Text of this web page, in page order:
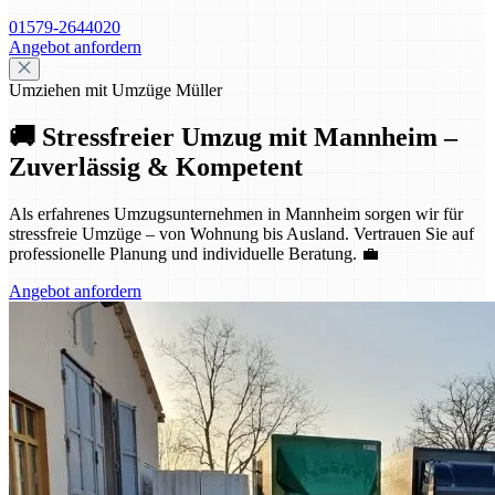
01579-2644020
Angebot anfordern
Umziehen mit Umzüge Müller
🚚 Stressfreier Umzug mit Mannheim –
Zuverlässig & Kompetent
Als erfahrenes Umzugsunternehmen in Mannheim sorgen wir für
stressfreie Umzüge – von Wohnung bis Ausland. Vertrauen Sie auf
professionelle Planung und individuelle Beratung. 💼
Angebot anfordern